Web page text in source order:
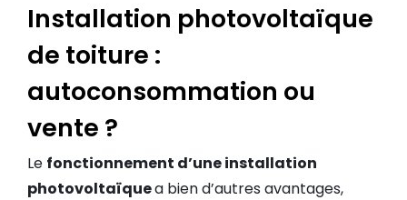
Installation photovoltaïque
de toiture :
autoconsommation ou
vente ?
Le fonctionnement d’une installation
photovoltaïquea bien d’autres avantages,